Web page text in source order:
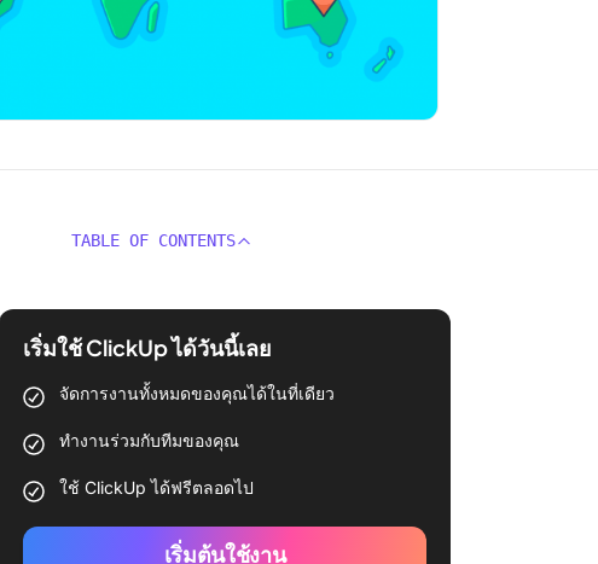
TABLE OF CONTENTS
เริ่มใช้ ClickUp ได้วันนี้เลย
จัดการงานทั้งหมดของคุณได้ในที่เดียว
ทำงานร่วมกับทีมของคุณ
ใช้ ClickUp ได้ฟรีตลอดไป
เริ่มต้นใช้งาน